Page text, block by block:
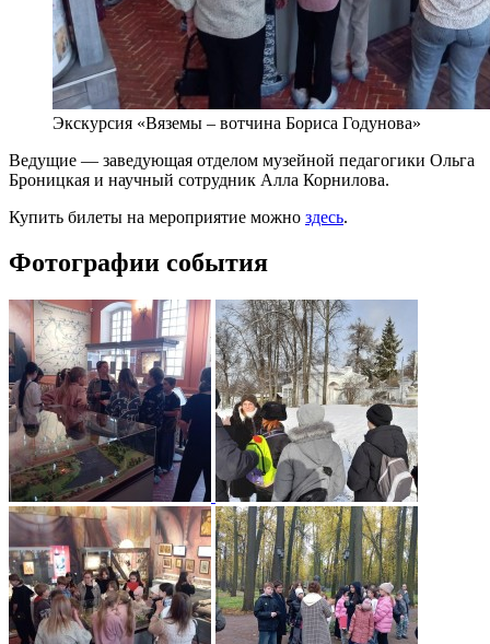
Экскурсия «Вяземы – вотчина Бориса Годунова»
Ведущие — заведующая отделом музейной педагогики Ольга
Броницкая и научный сотрудник Алла Корнилова.
Купить билеты на мероприятие можно здесь.
Фотографии события